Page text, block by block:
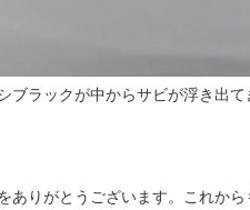
ブラックが中からサビが浮き出
ありがとうございます。これか